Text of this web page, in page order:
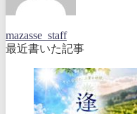
mazasse_staff
最近書いた記事